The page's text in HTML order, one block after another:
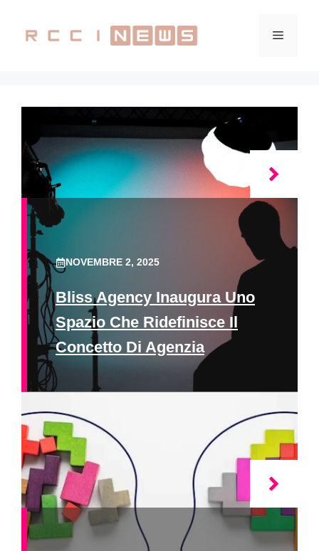
contenuto
Menu
NOVEMBRE 2, 2025
Bliss Agency Inaugura Uno
Spazio Che Ridefinisce Il
Concetto Di Agenzia